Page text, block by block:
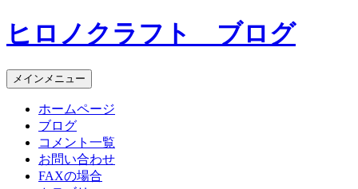
コ
ン
ン
ツ
ヒロノクラフト ブログ
メインメニュー
ホームページ
ブログ
コメント一覧
お問い合わせ
FAXの場合